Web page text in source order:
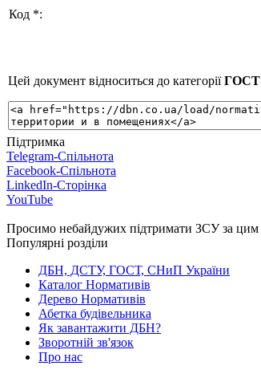
Код *:
Цей документ відноситься до категоріїГОСТ
Підтримка
Telegram-Спільнота
Facebook-Спільнота
LinkedIn-Сторінка
YouTube
Просимо небайдужих підтримати ЗСУ за цим
Популярні розділи
ДБН, ДСТУ, ГОСТ, СНиП України
Каталог Нормативів
Дерево Нормативів
Абетка будівельника
Як завантажити ДБН?
Зворотній зв'язок
Про нас